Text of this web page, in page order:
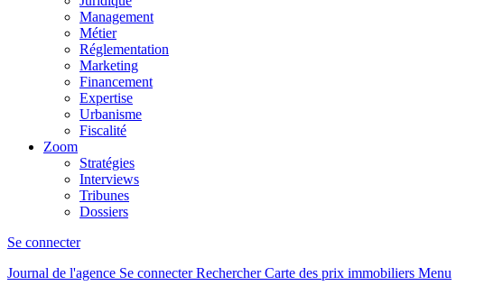
Management
Métier
Réglementation
Marketing
Financement
Expertise
Urbanisme
Fiscalité
Zoom
Stratégies
Interviews
Tribunes
Dossiers
Se connecter
Journal de l'agence Se connecterRechercher Carte des prix immobiliers Menu